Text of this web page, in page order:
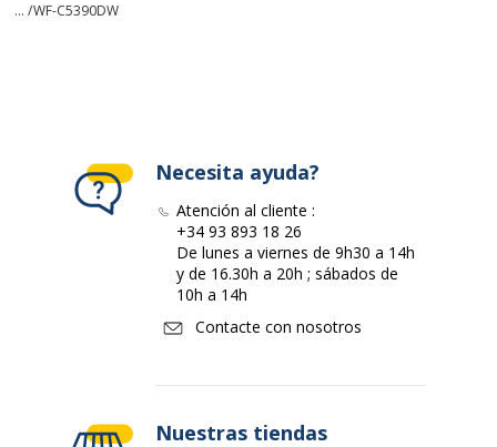
... /WF-C5390DW
Necesita ayuda?
Atención al cliente :
+34 93 893 18 26
De lunes a viernes de 9h30 a 14h
y de 16.30h a 20h ; sábados de
10h a 14h
Contacte con nosotros
Nuestras tiendas